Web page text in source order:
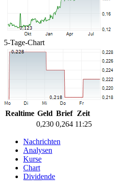
5-Tage-Chart
Realtime Geld Brief Zeit
0,230 0,264 11:25
Nachrichten
Analysen
Kurse
Chart
Dividende